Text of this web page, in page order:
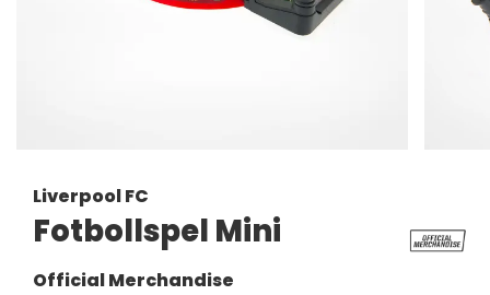
Liverpool FC
Fotbollspel Mini
Official Merchandise